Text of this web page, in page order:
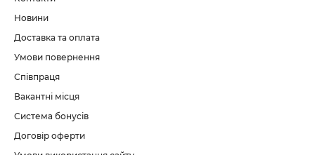
Новини
Доставка та оплата
Умови повернення
Співпраця
Вакантні місця
Система бонусів
Договір оферти